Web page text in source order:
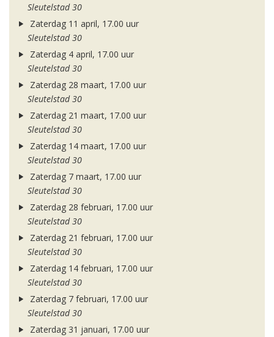
Sleutelstad 30
Zaterdag 11 april, 17.00 uur
Sleutelstad 30
Zaterdag 4 april, 17.00 uur
Sleutelstad 30
Zaterdag 28 maart, 17.00 uur
Sleutelstad 30
Zaterdag 21 maart, 17.00 uur
Sleutelstad 30
Zaterdag 14 maart, 17.00 uur
Sleutelstad 30
Zaterdag 7 maart, 17.00 uur
Sleutelstad 30
Zaterdag 28 februari, 17.00 uur
Sleutelstad 30
Zaterdag 21 februari, 17.00 uur
Sleutelstad 30
Zaterdag 14 februari, 17.00 uur
Sleutelstad 30
Zaterdag 7 februari, 17.00 uur
Sleutelstad 30
Zaterdag 31 januari, 17.00 uur